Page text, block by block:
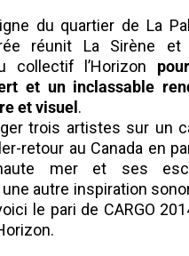
du quartier de La
réunit La Sirène et
collectif l’Horizon
et un inclassable
et visuel .
trois artistes sur un
retour au Canada en
mer et ses
autre inspiration
le pari de CARGO